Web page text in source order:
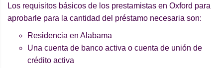
Los requisitos básicos de los prestamistas en Oxford para
aprobarle para la cantidad del préstamo necesaria son:
Residencia en Alabama
Una cuenta de banco activa o cuenta de unión de
crédito activa